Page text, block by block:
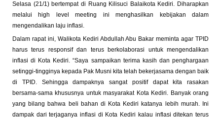
Selasa (21/1) bertempat di Ruang Kilisuci Balaikota Kediri. Diharapkan
melalui high level meeting ini menghasilkan kebijakan dalam
mengendalikan laju inflasi.
Dalam rapat ini, Walikota Kediri Abdullah Abu Bakar meminta agar TPID
harus terus responsif dan terus berkolaborasi untuk mengendalikan
inflasi di Kota Kediri. “Saya sampaikan terima kasih dan penghargaan
setinggi-tingginya kepada Pak Musni kita telah bekerjasama dengan baik
di TPID. Sehingga dampaknya sangat positif dapat kita rasakan
bersama-sama khususnya untuk masyarakat Kota Kediri. Banyak orang
yang bilang bahwa beli bahan di Kota Kediri katanya lebih murah. Ini
dampak dari terjaganya inflasi di Kota Kediri kalau inflasi ditekan terus